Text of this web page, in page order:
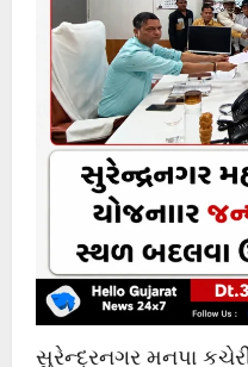
o
n
સુરેન્દ્રનગર મનપા